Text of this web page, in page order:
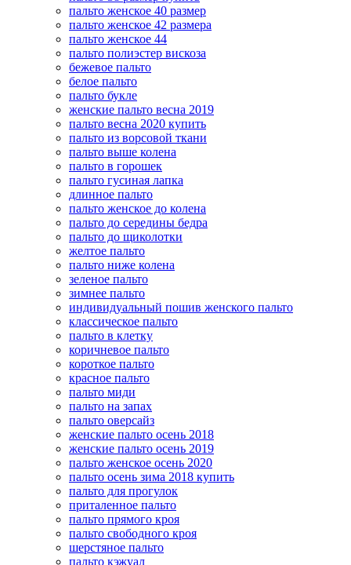
пальто женское 40 размер
пальто женское 42 размера
пальто женское 44
пальто полиэстер вискоза
бежевое пальто
белое пальто
пальто букле
женские пальто весна 2019
пальто весна 2020 купить
пальто из ворсовой ткани
пальто выше колена
пальто в горошек
пальто гусиная лапка
длинное пальто
пальто женское до колена
пальто до середины бедра
пальто до щиколотки
желтое пальто
пальто ниже колена
зеленое пальто
зимнее пальто
индивидуальный пошив женского пальто
классическое пальто
пальто в клетку
коричневое пальто
короткое пальто
красное пальто
пальто миди
пальто на запах
пальто оверсайз
женские пальто осень 2018
женские пальто осень 2019
пальто женское осень 2020
пальто осень зима 2018 купить
пальто для прогулок
приталенное пальто
пальто прямого кроя
пальто свободного кроя
шерстяное пальто
пальто кэжуал